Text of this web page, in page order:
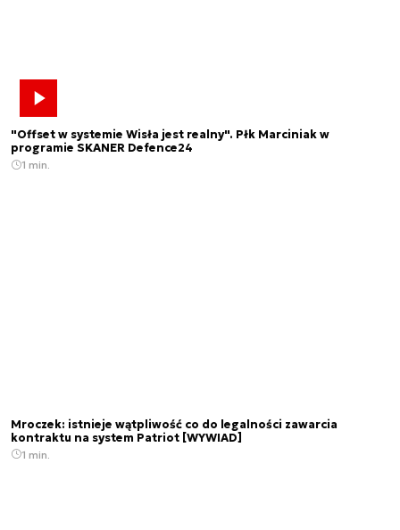
"Offset w systemie Wisła jest realny". Płk Marciniak w
programie SKANER Defence24
1 min.
Mroczek: istnieje wątpliwość co do legalności zawarcia
kontraktu na system Patriot [WYWIAD]
1 min.